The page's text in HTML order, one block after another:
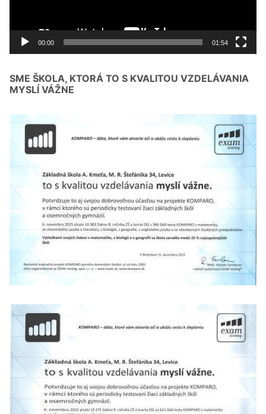
00:00 01:54
SME ŠKOLA, KTORÁ TO S KVALITOU VZDELÁVANIA
MYSLÍ VÁŽNE